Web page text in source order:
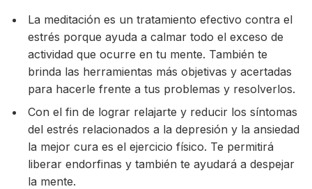
La meditación es un tratamiento efectivo contra el
estrés porque ayuda a calmar todo el exceso de
actividad que ocurre en tu mente. También te
brinda las herramientas más objetivas y acertadas
para hacerle frente a tus problemas y resolverlos.
Con el fin de lograr relajarte y reducir los síntomas
del estrés relacionados a la depresión y la ansiedad
la mejor cura es el ejercicio físico. Te permitirá
liberar endorfinas y también te ayudará a despejar
la mente.